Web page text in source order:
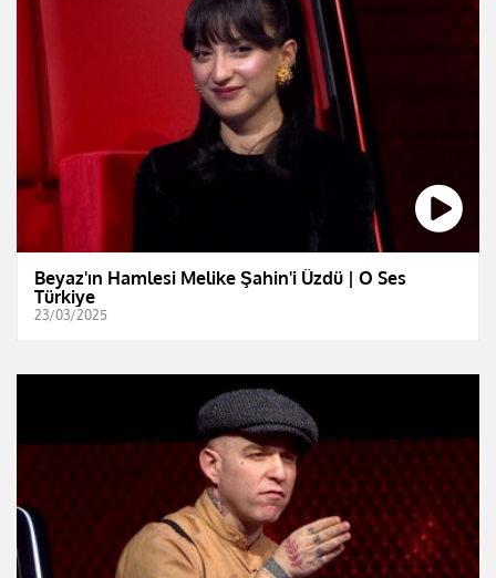
Beyaz'ın Hamlesi Melike Şahin'i Üzdü | O Ses
Türkiye
23/03/2025